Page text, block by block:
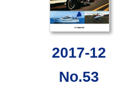
2017-12
No.53